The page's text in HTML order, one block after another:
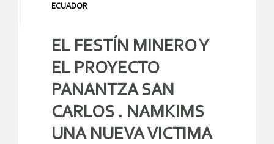
ECUADOR
EL FESTÍN MINERO Y
EL PROYECTO
PANANTZA SAN
CARLOS . NAMKIMS
UNA NUEVA VICTIMA